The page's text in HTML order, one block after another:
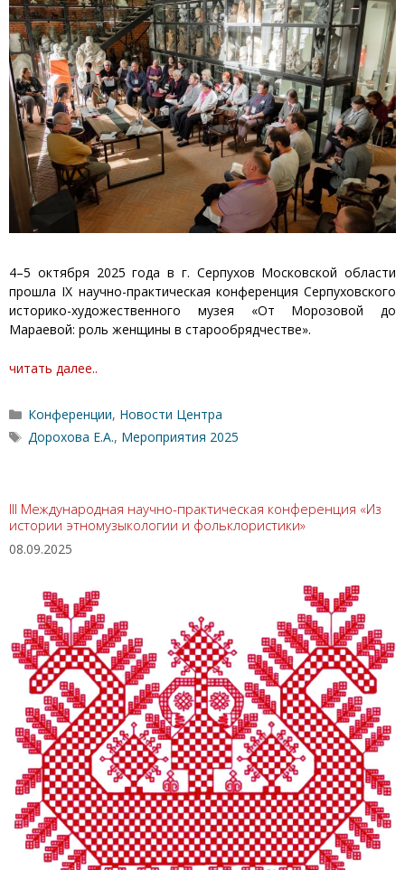
4–5 октября 2025 года в г. Серпухов Московской области
прошла IX научно-практическая конференция Серпуховского
историко-художественного музея «От Морозовой до
Мараевой: роль женщины в старообрядчестве».
читать далее..
Рубрики
Конференции, Новости Центра
Метки
Дорохова Е.А., Мероприятия 2025
III Международная научно-практическая конференция «Из
истории этномузыкологии и фольклористики»
08.09.2025